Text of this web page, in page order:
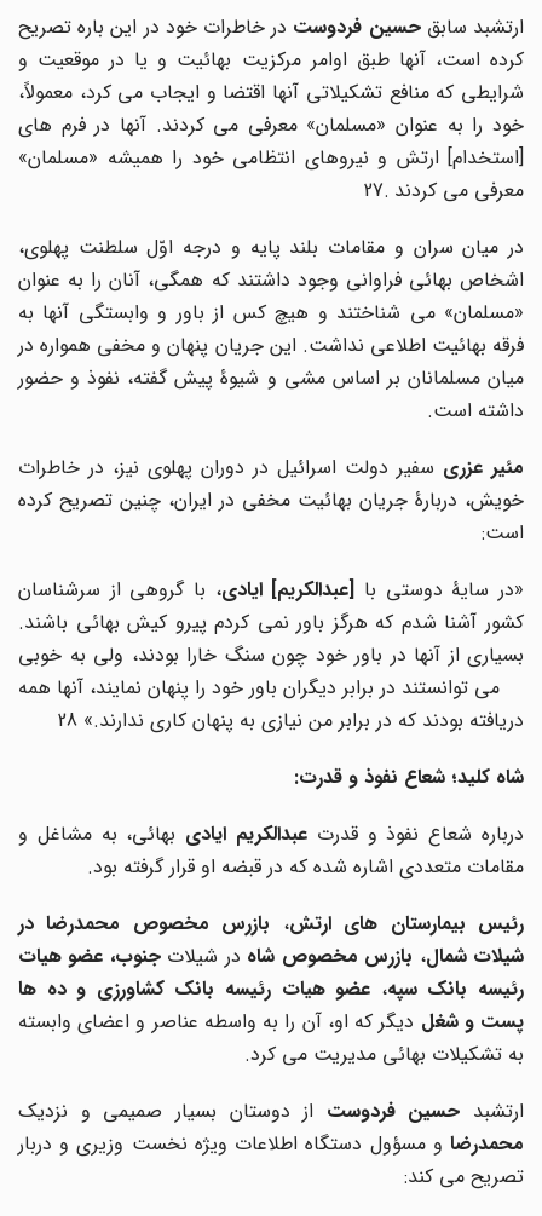
ارتشبد سابقحسین فردوستدر خاطرات خود در این باره تصریح
کرده است، آنها طبق اوامر مرکزیت بهائیت و یا در موقعیت و
شرایطی که منافع تشکیلاتی آنها اقتضا و ایجاب می کرد، معمولاً،
خود را به عنوان «مسلمان» معرفی می کردند. آنها در فرم های
[استخدام] ارتش و نیروهای انتظامی خود را همیشه «مسلمان»
معرفی می کردند.27
در میان سران و مقامات بلند پایه و درجه اوّل سلطنت پهلوی،
اشخاص بهائی فراوانی وجود داشتند که همگی، آنان را به عنوان
«مسلمان» می شناختند و هیچ کس از باور و وابستگی آنها به
فرقه بهائیت اطلاعی نداشت. این جریان پنهان و مخفی همواره در
میان مسلمانان بر اساس مشی و شیوۀ پیش گفته، نفوذ و حضور
داشته است.
مئیر عزریسفیر دولت اسرائیل در دوران پهلوی نیز، در خاطرات
خویش، دربارۀ جریان بهائیت مخفی در ایران، چنین تصریح کرده
است:
«در سایۀ دوستی با [عبدالکریم]ایادی، با گروهی از سرشناسان
کشور آشنا شدم که هرگز باور نمی کردم پیرو کیش بهائی باشند.
بسیاری از آنها در باور خود چون سنگ خارا بودند، ولی به خوبی
می توانستند در برابر دیگران باور خود را پنهان نمایند، آنها همه
دریافته بودند که در برابر من نیازی به پنهان کاری ندارند.» 28
شاه کلید؛ شعاع نفوذ و قدرت:
درباره شعاع نفوذ و قدرتعبدالکریم ایادیبهائی، به مشاغل و
مقامات متعددی اشاره شده که در قبضه او قرار گرفته بود.
رئیس بیمارستان های ارتش،بازرس مخصوص محمدرضا در
شیلات شمال،بازرس مخصوص شاهدر شیلاتجنوب، عضو هیات
رئیسه بانک سپه،عضو هیات رئیسه بانک کشاورزی و ده ها
پست و شغلدیگر که او، آن را به واسطه عناصر و اعضای وابسته
به تشکیلات بهائی مدیریت می کرد.
ارتشبدحسین فردوستاز دوستان بسیار صمیمی و نزدیک
محمدرضاو مسؤول دستگاه اطلاعات ویژه نخست وزیری و دربار
تصریح می کند: